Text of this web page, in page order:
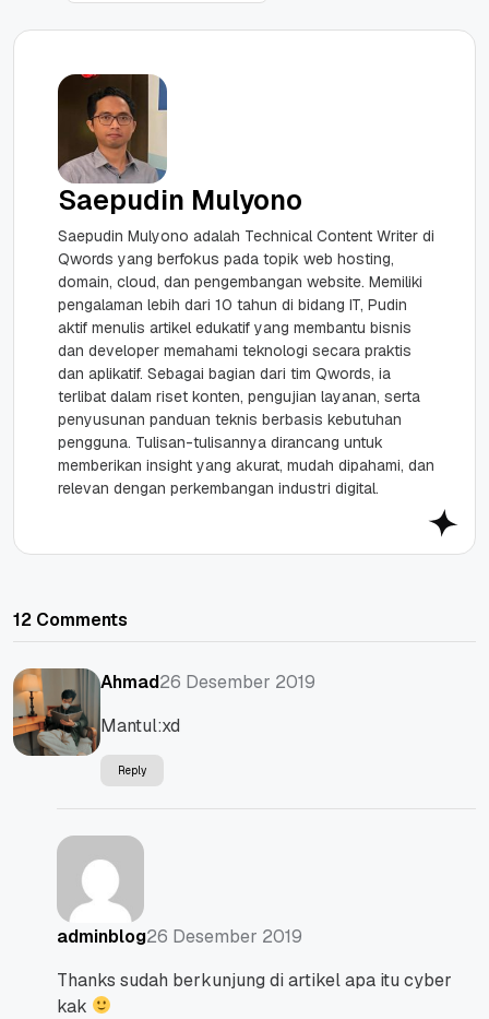
Saepudin Mulyono
Saepudin Mulyono adalah Technical Content Writer di
Qwords yang berfokus pada topik web hosting,
domain, cloud, dan pengembangan website. Memiliki
pengalaman lebih dari 10 tahun di bidang IT, Pudin
aktif menulis artikel edukatif yang membantu bisnis
dan developer memahami teknologi secara praktis
dan aplikatif. Sebagai bagian dari tim Qwords, ia
terlibat dalam riset konten, pengujian layanan, serta
penyusunan panduan teknis berbasis kebutuhan
pengguna. Tulisan-tulisannya dirancang untuk
memberikan insight yang akurat, mudah dipahami, dan
relevan dengan perkembangan industri digital.
12 Comments
Ahmad26 Desember 2019
Mantul:xd
Reply
adminblog26 Desember 2019
Thanks sudah berkunjung di artikel apa itu cyber
kak